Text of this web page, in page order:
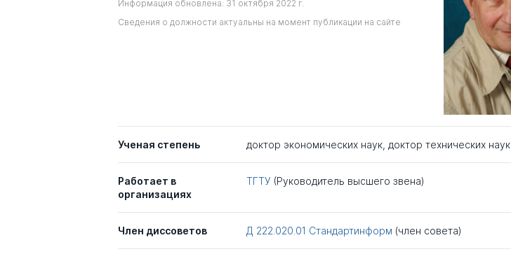
Информация обновлена: 31 октября 2022 г.
Сведения о должности актуальны на момент публикации на сайте
Ученая степень доктор экономических наук, доктор технических наук
Работает в
организациях
ТГТУ (Руководитель высшего звена)
Член диссоветов Д 222.020.01 Стандартинформ (член совета)